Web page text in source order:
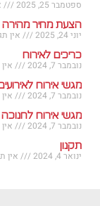
ספטמבר 25, 2025 אין
הצעת מחיר מהירה
אין תגובות
כריכים לאירוח
נובמבר 7, 2024 אין
מגשי אירוח לאירועים
נובמבר 7, 2024 אין
מגשי אירוח לחנוכה
נובמבר 7, 2024 אין
תקנון
ינואר 4, 2024 אין